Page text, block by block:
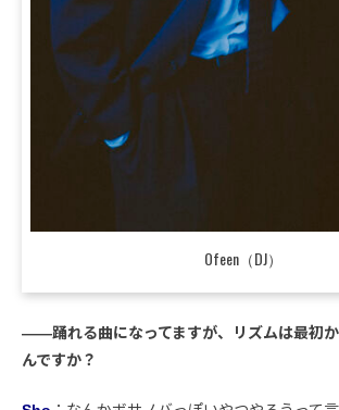
Ofeen（DJ）
――踊れる曲になってますが、リズムは最初
んですか？